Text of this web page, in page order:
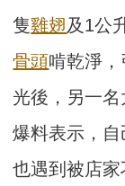
隻雞翅及1公
骨頭啃乾淨
光後，另一
爆料表示，
也遇到被店家